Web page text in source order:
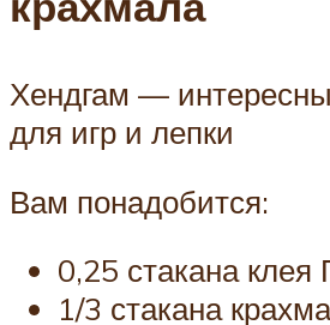
Хендгам —
для игр и лепки
Вам понадобится:
0,25 стакана клея
1/3 стакана